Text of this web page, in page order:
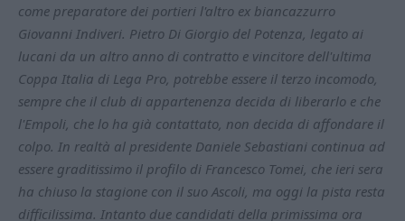
come preparatore dei portieri l'altro ex biancazzurro
Giovanni Indiveri. Pietro Di Giorgio del Potenza, legato ai
lucani da un altro anno di contratto e vincitore dell'ultima
Coppa Italia di Lega Pro, potrebbe essere il terzo incomodo,
sempre che il club di appartenenza decida di liberarlo e che
l'Empoli, che lo ha già contattato, non decida di affondare il
colpo. In realtà al presidente Daniele Sebastiani continua ad
essere graditissimo il profilo di Francesco Tomei, che ieri sera
ha chiuso la stagione con il suo Ascoli, ma oggi la pista resta
difficilissima. Intanto due candidati della primissima ora